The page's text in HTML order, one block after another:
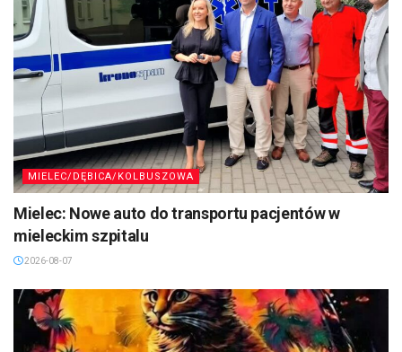
MIELEC/DĘBICA/KOLBUSZOWA
Mielec: Nowe auto do transportu pacjentów w
mieleckim szpitalu
2026-08-07